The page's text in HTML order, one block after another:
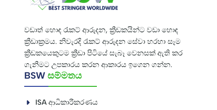
වඩාත් හොඳ රැකට් ආරුදන, ක්‍රීඩකයින්ට වඩා හොඳ
ක්‍රීඩාක්‍රමය. නිවැරදි රැකට් ආරුදන සේවා හරහා සෑම
ක්‍රීඩකයෙකුටම ක්‍රීඩා පිටියේ සැබෑ වෙනසක් ඇති කර
ගැනීමට උපකාරය කරන ආකාරය ඉගෙන ගන්න.
BSW සම්මතය
ISA ආධිකාරීකරණය